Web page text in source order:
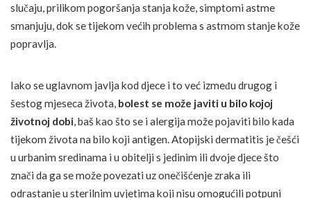
slučaju, prilikom pogoršanja stanja kože, simptomi astme
smanjuju, dok se tijekom većih problema s astmom stanje kože
popravlja.
Iako se uglavnom javlja kod djece i to već između drugog i
šestog mjeseca života, bolest se može javiti u bilo kojoj
životnoj dobi, baš kao što se i alergija može pojaviti bilo kada
tijekom života na bilo koji antigen. Atopijski dermatitis je češći
u urbanim sredinama i u obitelji s jedinim ili dvoje djece što
znači da ga se može povezati uz onečišćenje zraka ili
odrastanje u sterilnim uvjetima koji nisu omogućili potpuni